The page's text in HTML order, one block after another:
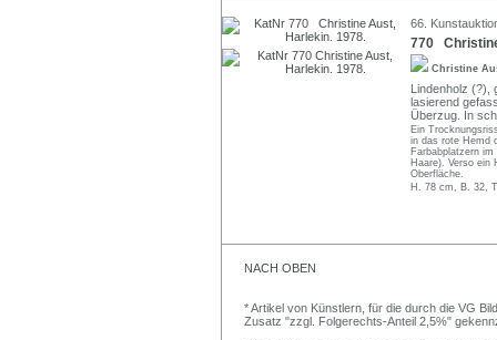
66.
770
Christine
Lindenholz (?),
lasierend
Überzug. In
Ein
in das rote Hemd
Farbabplatzern
Haare). Verso ein
Oberfläche.
H. 78 cm, B. 32,
NACH OBEN
* Artikel von Künstlern, für die durch die VG
Zusatz "zzgl. Folgerechts-Anteil 2,5%"